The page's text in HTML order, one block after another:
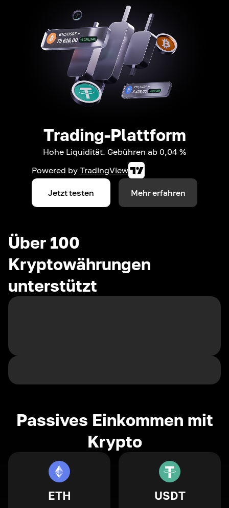
Trading-Plattform
Hohe Liquidität. Gebühren ab 0,04 %
Powered by TradingView
Jetzt testen Mehr erfahren
Über 100
Kryptowährungen
unterstützt
Passives Einkommen mit
Krypto
ETH USDT